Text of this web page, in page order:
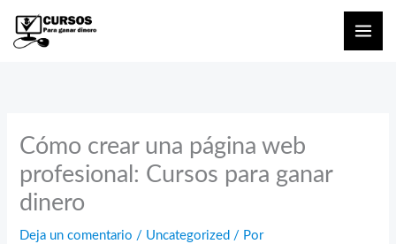
Cómo crear una página web
profesional: Cursos para ganar
dinero
Deja un comentario / Uncategorized / Por